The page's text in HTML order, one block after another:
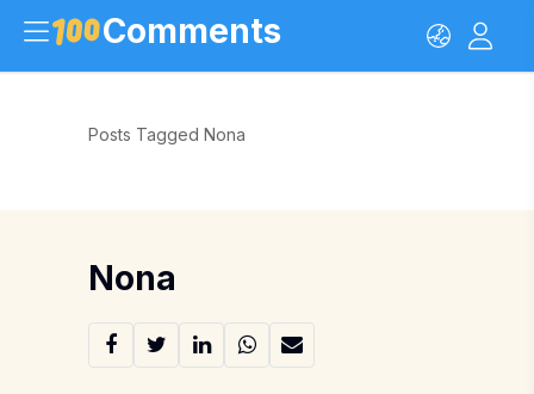
Comments
Posts Tagged Nona
Nona